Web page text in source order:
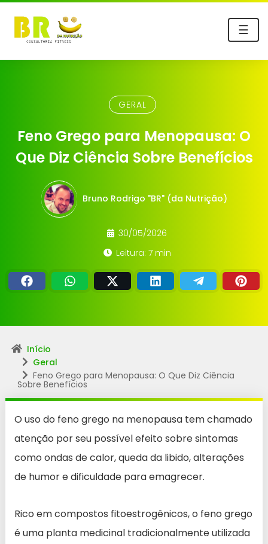
☰
GERAL
Feno Grego para Menopausa: O
Que Diz Ciência Sobre Benefícios
Bruno Rodrigo "BR" (da Nutrição)
30/05/2026
Leitura: 7 min
Início
Geral
Feno Grego para Menopausa: O Que Diz Ciência
Sobre Benefícios
O uso do feno grego na menopausa tem chamado
atenção por seu possível efeito sobre sintomas
como ondas de calor, queda da libido, alterações
de humor e dificuldade para emagrecer.
Rico em compostos fitoestrogênicos, o feno grego
é uma planta medicinal tradicionalmente utilizada